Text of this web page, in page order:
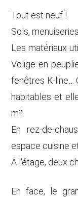
Tout est neuf !
Sols,
Les matériaux
Volige en
fenêtres K-line…
habitables et
m².
En rez-de-
espace cuisine
A l’étage, deux
En face, le